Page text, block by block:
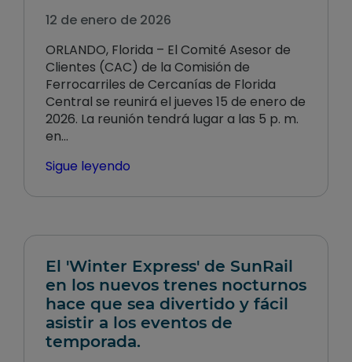
12 de enero de 2026
ORLANDO, Florida – El Comité Asesor de
Clientes (CAC) de la Comisión de
Ferrocarriles de Cercanías de Florida
Central se reunirá el jueves 15 de enero de
2026. La reunión tendrá lugar a las 5 p. m.
en…
Sigue leyendo
El 'Winter Express' de SunRail
en los nuevos trenes nocturnos
hace que sea divertido y fácil
asistir a los eventos de
temporada.